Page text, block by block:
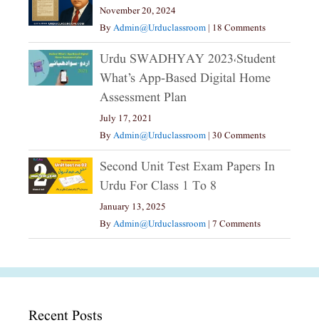
November 20, 2024
ByAdmin@urduclassroom | 18 Comments
Urdu SWADHYAY 2023،Student
What’s App-Based Digital Home
Assessment Plan
July 17, 2021
ByAdmin@urduclassroom | 30 Comments
Second Unit Test Exam Papers In
Urdu For Class 1 To 8
January 13, 2025
ByAdmin@urduclassroom | 7 Comments
Recent Posts